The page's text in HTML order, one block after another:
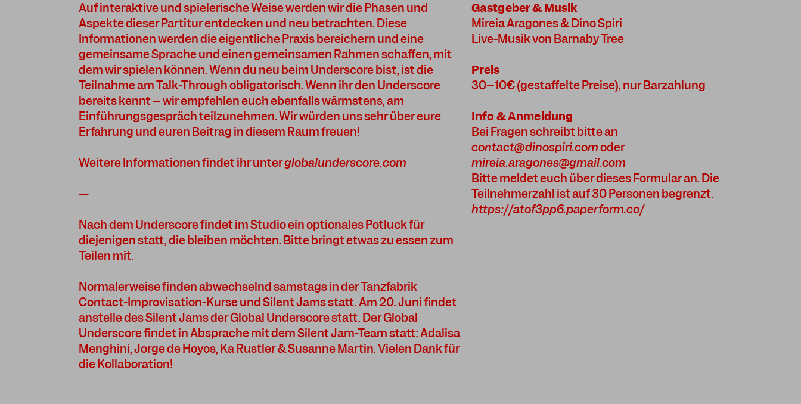
Auf interaktive und spielerische Weise werden wir die Phasen und
Aspekte dieser Partitur entdecken und neu betrachten. Diese
Informationen werden die eigentliche Praxis bereichern und eine
gemeinsame Sprache und einen gemeinsamen Rahmen schaffen, mit
dem wir spielen können. Wenn du neu beim Underscore bist, ist die
Teilnahme am Talk-Through obligatorisch. Wenn ihr den Underscore
bereits kennt – wir empfehlen euch ebenfalls wärmstens, am
Einführungsgespräch teilzunehmen. Wir würden uns sehr über eure
Erfahrung und euren Beitrag in diesem Raum freuen!
Weitere Informationen findet ihr unterglobalunderscore.com
---
Nach dem Underscore findet im Studio ein optionales Potluck für
diejenigen statt, die bleiben möchten. Bitte bringt etwas zu essen zum
Teilen mit.
Normalerweise finden abwechselnd samstags in der Tanzfabrik
Contact-Improvisation-Kurse und Silent Jams statt. Am 20. Juni findet
anstelle des Silent Jams der Global Underscore statt. Der Global
Underscore findet in Absprache mit dem Silent Jam-Team statt: Adalisa
Menghini, Jorge de Hoyos, Ka Rustler & Susanne Martin. Vielen Dank für
die Kollaboration!
Gastgeber & Musik
Mireia Aragonés & Dino Spiri
Live-Musik von Barnaby Tree
Preis
30–10€ (gestaffelte Preise), nur Barzahlung
Info & Anmeldung
Bei Fragen schreibt bitte an
contact@dinospiri.comoder
mireia.aragones@gmail.com
Bitte meldet euch über dieses Formular an. Die
Teilnehmerzahl ist auf 30 Personen begrenzt.
https://atof3pp6.paperform.co/